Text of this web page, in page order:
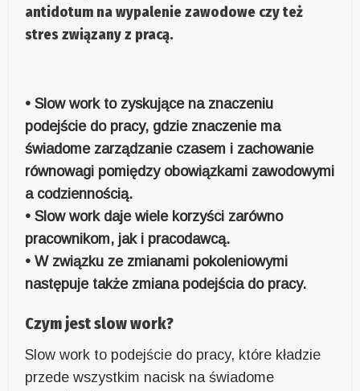
antidotum na wypalenie zawodowe czy też
stres związany z pracą.
• Slow work to zyskujące na znaczeniu
podejście do pracy, gdzie znaczenie ma
świadome zarządzanie czasem i zachowanie
równowagi pomiędzy obowiązkami zawodowymi
a codziennością.
• Slow work daje wiele korzyści zarówno
pracownikom, jak i pracodawcą.
• W związku ze zmianami pokoleniowymi
następuje także zmiana podejścia do pracy.
Czym jest slow work?
Slow work to podejście do pracy, które kładzie
przede wszystkim nacisk na świadome